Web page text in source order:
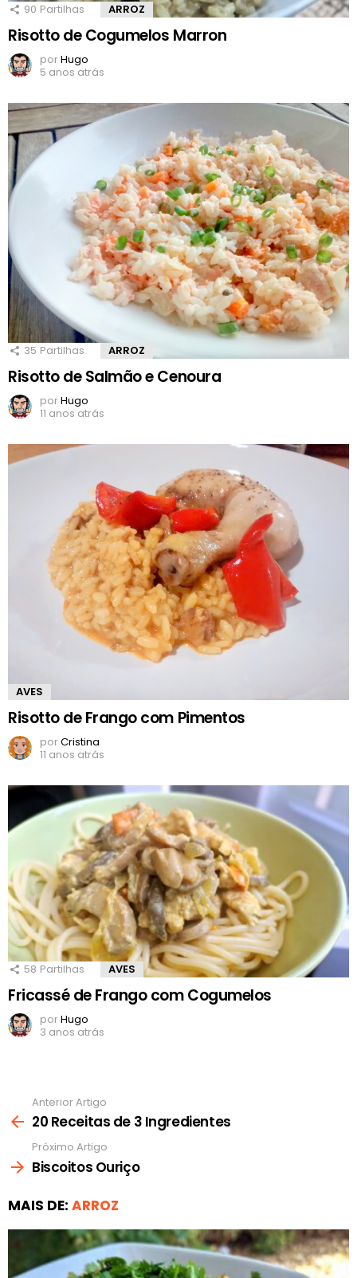
90 Partilhas ARROZ
Risotto de Cogumelos Marron
porHugo
5 anos atrás
35 Partilhas ARROZ
Risotto de Salmão e Cenoura
porHugo
11 anos atrás
AVES
Risotto de Frango com Pimentos
porCristina
11 anos atrás
58 Partilhas AVES
Fricassé de Frango com Cogumelos
porHugo
3 anos atrás
mais
Anterior Artigo
20 Receitas de 3 Ingredientes
Próximo Artigo
Biscoitos Ouriço
MAIS DE: ARROZ